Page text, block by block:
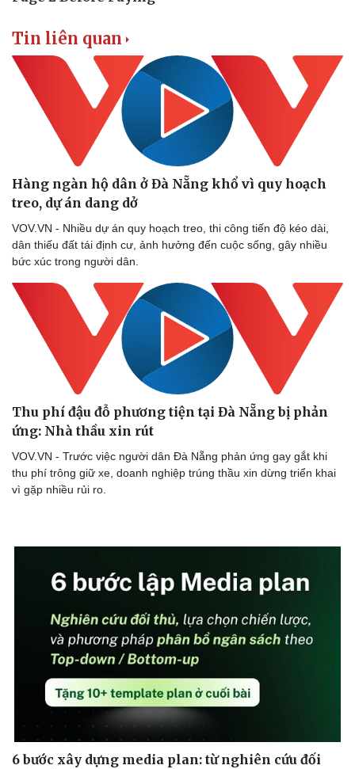
Tư vấn
Câu chuyện thời sự
Đọc truyện đêm khuya
Kể chuyện cho bé
Hạt giống tâm hồn
Tin liên quan
Hàng ngàn hộ dân ở Đà Nẵng khổ vì quy hoạch
treo, dự án dang dở
VOV.VN - Nhiều dự án quy hoạch treo, thi công tiến độ kéo dài,
dân thiếu đất tái định cư, ảnh hưởng đến cuộc sống, gây nhiều
bức xúc trong người dân.
Thu phí đậu đỗ phương tiện tại Đà Nẵng bị phản
ứng: Nhà thầu xin rút
VOV.VN - Trước việc người dân Đà Nẵng phản ứng gay gắt khi
thu phí trông giữ xe, doanh nghiệp trúng thầu xin dừng triển khai
vì gặp nhiều rủi ro.
6 bước xây dựng media plan: từ nghiên cứu đối